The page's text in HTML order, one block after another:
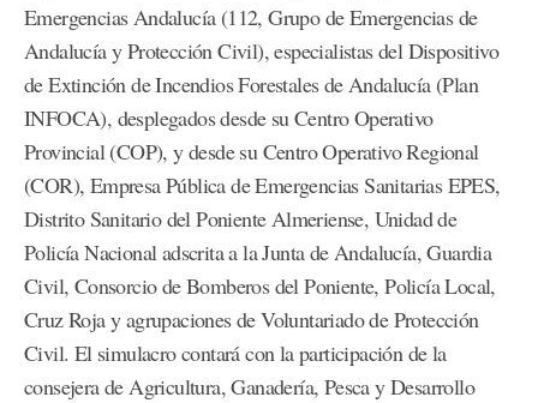
Emergencias Andalucía (112, Grupo de Emergencias de
Andalucía y Protección Civil), especialistas del Dispositivo
de Extinción de Incendios Forestales de Andalucía (Plan
INFOCA), desplegados desde su Centro Operativo
Provincial (COP), y desde su Centro Operativo Regional
(COR), Empresa Pública de Emergencias Sanitarias EPES,
Distrito Sanitario del Poniente Almeriense, Unidad de
Policía Nacional adscrita a la Junta de Andalucía, Guardia
Civil, Consorcio de Bomberos del Poniente, Policía Local,
Cruz Roja y agrupaciones de Voluntariado de Protección
Civil. El simulacro contará con la participación de la
consejera de Agricultura, Ganadería, Pesca y Desarrollo